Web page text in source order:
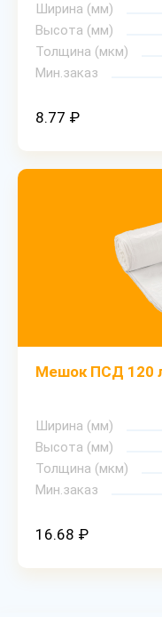
Ширина (мм)
Высота (мм)
Толщина (мкм)
Мин.заказ
8.77 ₽
Мешок ПСД 120
Ширина (мм)
Высота (мм)
Толщина (мкм)
Мин.заказ
16.68 ₽